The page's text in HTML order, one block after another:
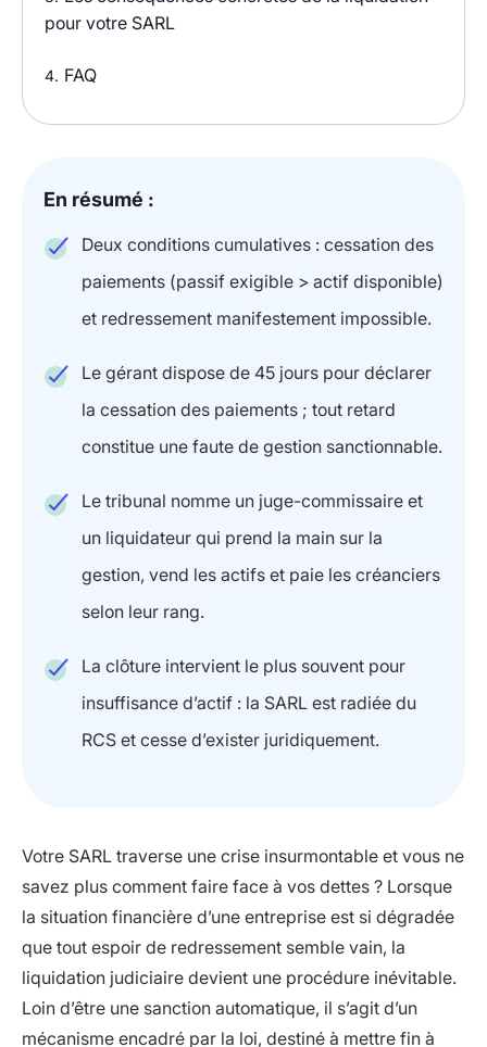
pour votre SARL
4. FAQ
En résumé :
Deux conditions cumulatives : cessation des
paiements (passif exigible > actif disponible)
et redressement manifestement impossible.
Le gérant dispose de 45 jours pour déclarer
la cessation des paiements ; tout retard
constitue une faute de gestion sanctionnable.
Le tribunal nomme un juge-commissaire et
un liquidateur qui prend la main sur la
gestion, vend les actifs et paie les créanciers
selon leur rang.
La clôture intervient le plus souvent pour
insuffisance d’actif : la SARL est radiée du
RCS et cesse d’exister juridiquement.
Votre SARL traverse une crise insurmontable et vous ne
savez plus comment faire face à vos dettes ? Lorsque
la situation financière d’une entreprise est si dégradée
que tout espoir de redressement semble vain, la
liquidation judiciaire devient une procédure inévitable.
Loin d’être une sanction automatique, il s’agit d’un
mécanisme encadré par la loi, destiné à mettre fin à